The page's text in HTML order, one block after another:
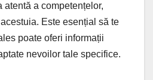
atentă a competențelor,
Este esențial să te
poate oferi informații
nevoilor tale specifice.